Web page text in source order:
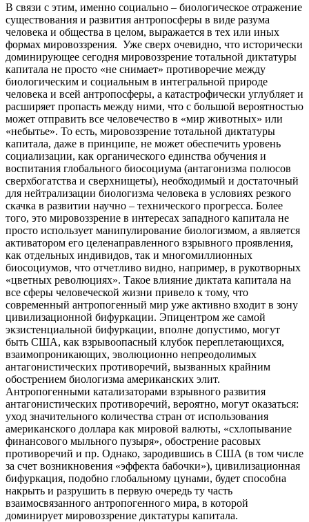
В связи с этим, именно социально – биологическое отражение
существования и развития антропосферы в виде разума
человека и общества в целом, выражается в тех или иных
формах мировоззрения. Уже сверх очевидно, что исторически
доминирующее сегодня мировоззрение тотальной диктатуры
капитала не просто «не снимает» противоречие между
биологическим и социальным в интегральной природе
человека и всей антропосферы, а катастрофически углубляет и
расширяет пропасть между ними, что с большой вероятностью
может отправить все человечество в «мир животных» или
«небытье». То есть, мировоззрение тотальной диктатуры
капитала, даже в принципе, не может обеспечить уровень
социализации, как органического единства обучения и
воспитания глобального биосоциума (антагонизма полюсов
сверхбогатства и сверхнищеты), необходимый и достаточный
для нейтрализации биологизма человека в условиях резкого
скачка в развитии научно – технического прогресса. Более
того, это мировоззрение в интересах западного капитала не
просто использует манипулирование биологизмом, а является
активатором его целенаправленного взрывного проявления,
как отдельных индивидов, так и многомиллионных
биосоциумов, что отчетливо видно, например, в рукотворных
«цветных революциях». Такое влияние диктата капитала на
все сферы человеческой жизни привело к тому, что
современный антропогенный мир уже активно входит в зону
цивилизационной бифуркации. Эпицентром же самой
экзистенциальной бифуркации, вполне допустимо, могут
быть США, как взрывоопасный клубок переплетающихся,
взаимопроникающих, эволюционно непреодолимых
антагонистических противоречий, вызванных крайним
обострением биологизма американских элит.
Антропогенными катализаторами взрывного развития
антагонистических противоречий, вероятно, могут оказаться:
уход значительного количества стран от использования
американского доллара как мировой валюты, «схлопывание
финансового мыльного пузыря», обострение расовых
противоречий и пр. Однако, зародившись в США (в том числе
за счет возникновения «эффекта бабочки»), цивилизационная
бифуркация, подобно глобальному цунами, будет способна
накрыть и разрушить в первую очередь ту часть
взаимосвязанного антропогенного мира, в которой
доминирует мировоззрение диктатуры капитала.